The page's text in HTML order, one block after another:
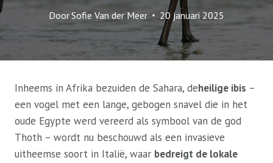
DoorSofie Van der Meer 20 januari 2025
Inheems in Afrika bezuiden de Sahara, deheilige ibis –
een vogel met een lange, gebogen snavel die in het
oude Egypte werd vereerd als symbool van de god
Thoth – wordt nu beschouwd als een invasieve
uitheemse soort in Italië, waar bedreigt de lokale